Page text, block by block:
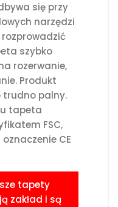
się przy
narzędzi
szybko
rozerwanie,
Produkt
trudno palny.
tapeta
FSC,
CE
tapety
zakład i są